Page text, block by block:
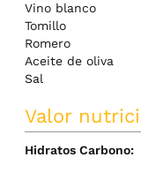
Vino blanco
Tomillo
Romero
Aceite de oliva
Sal
Valor
Hidratos Carbono: